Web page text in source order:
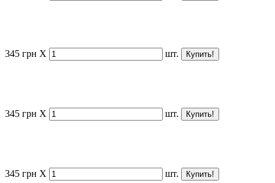
345 грн X шт.
345 грн X шт.
345 грн X шт.